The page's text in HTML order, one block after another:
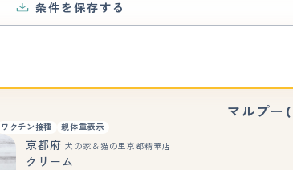
条件を保存する
マルプー
ワクチン接種
親体重表示
京都府 犬の家＆猫の里京都精華店
クリーム